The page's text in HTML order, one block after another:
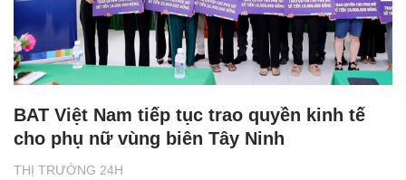
THỊ TRƯỜNG 24H
BAT Việt Nam tiếp tục trao quyền kinh tế
cho phụ nữ vùng biên Tây Ninh